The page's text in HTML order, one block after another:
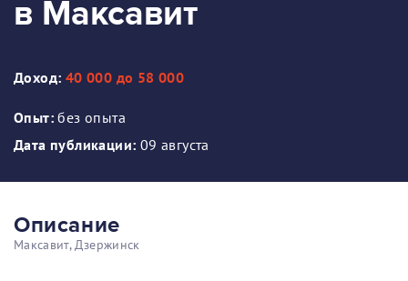
в Максавит
Доход: 40 000 до 58 000
Опыт:без опыта
Дата публикации: 09 августа
Описание
Максавит, Дзержинск